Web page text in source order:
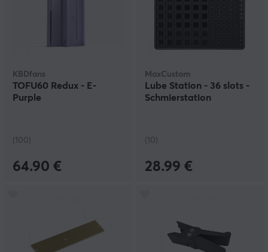
KBDfans
TOFU60 Redux - E-
Purple
(100)
64.90 €
MaxCustom
Lube Station - 36 slots -
Schmierstation
(10)
28.99 €